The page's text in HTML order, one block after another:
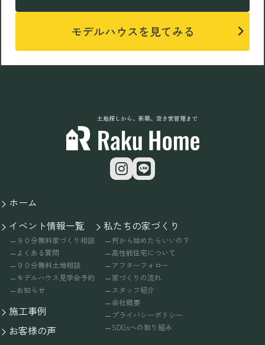
モデルハウスを見てみる
土地探しから、新築、空き家管理まで
ホーム
イベント情報一覧
９０分無料家づくり相談
よくある質問
９０分無料土地相談
モデルハウス見学会予約
お知らせ
施工事例
お客様の声
私たちの家づくり
何から始めたらいいの？
高性能住宅について
アフターフォロー
家づくりの流れ
スタッフ紹介
会社概要
プライバシーポリシー
SDGsへの取り組み